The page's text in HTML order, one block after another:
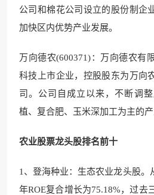
公司和棉花公司设立的股份制企
加快区内优势产业发展。
万向德农(600371)：万向德农有
科技上市企业，控股股东为万向
司。公司自成立以来，不断调
植、复合肥、玉米深加工为主的产
农业股票龙头股排名前十
1、登海种业：生态农业龙头股。
年ROE复合增长为75.18%，过去